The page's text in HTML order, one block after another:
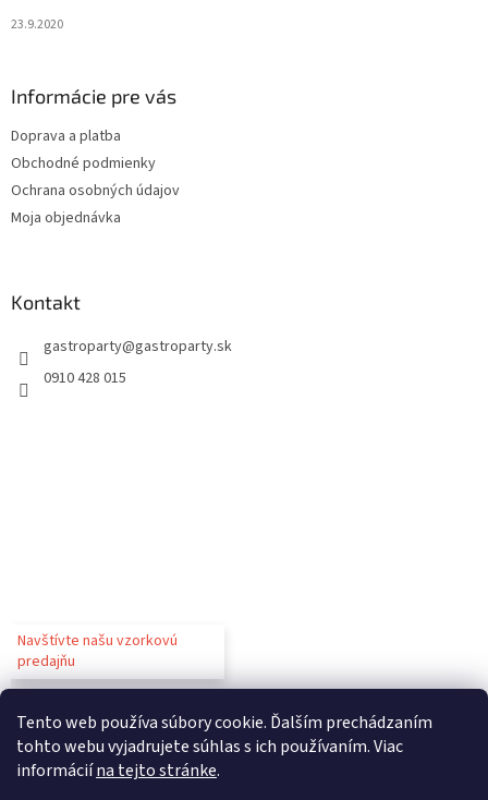
Tento web používa súbory cookie. Ďalším prechádzaním
tohto webu vyjadrujete súhlas s ich používaním. Viac
informáciína tejto stránke.
23.9.2020
Informácie pre vás
Doprava a platba
Obchodné podmienky
Ochrana osobných údajov
Moja objednávka
Kontakt
gastroparty@gastroparty.sk
0910 428 015
Navštívte našu vzorkovú
predajňu